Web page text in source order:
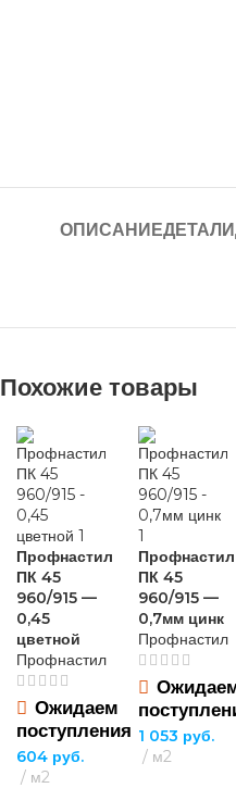
ОПИСАНИЕДЕТАЛИ
Похожие товары
Профнастил
ПК 45
960/915 —
0,45
цветной
Профнастил
Ожидаем
поступления
604 руб.
м2
Профнастил
ПК 45
960/915 —
0,7мм цинк
Профнастил
1 053 руб.
м2